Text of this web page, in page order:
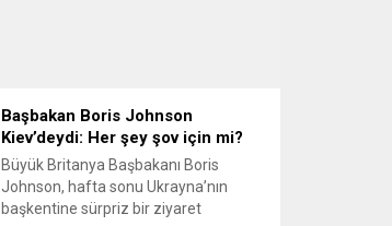
Başbakan Boris Johnson
Kiev’deydi: Her şey şov için mi?
Büyük Britanya Başbakanı Boris
Johnson, hafta sonu Ukrayna’nın
başkentine sürpriz bir ziyaret